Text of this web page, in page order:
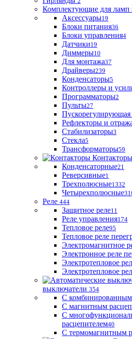
Комплектующие для ламп
Аксессуары19
Блоки питания36
Блоки управления4
Датчики19
Диммеры10
Для монтажа37
Драйверы239
Конденсаторы5
Контроллеры и
Программаторы2
Пульты27
Пускорегулирующая
Рефлекторы и
Стабилизаторы3
Стекла5
Трансформаторы59
Контакторы
Конденсаторные21
Реверсивные1
Трехполюсные1332
Четырехполюсные
Реле 444
Защитное реле11
Реле управления174
Тепловое реле95
Тепловое реле
Электромагнитное
Электронное реле
Электротепловое
Электротепловое
выключатели 354
С комбинированным
С магнитным
С
расцепителем40
С термомагнитным